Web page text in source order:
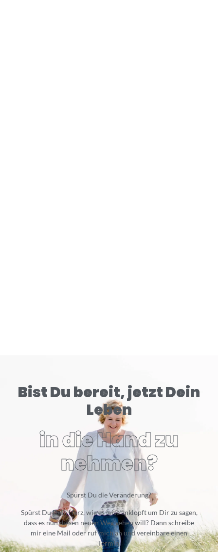
Bist Du bereit, jetzt Dein
Leben
in die Hand zu
nehmen?
Spürst Du die Veränderung?
Spürst Du Dein Herz, wie es leise anklopft um Dir zu sagen,
dass es nun diesen neuen Weg gehen will? Dann schreibe
mir eine Mail oder ruf mich an und vereinbare einen
Termin.